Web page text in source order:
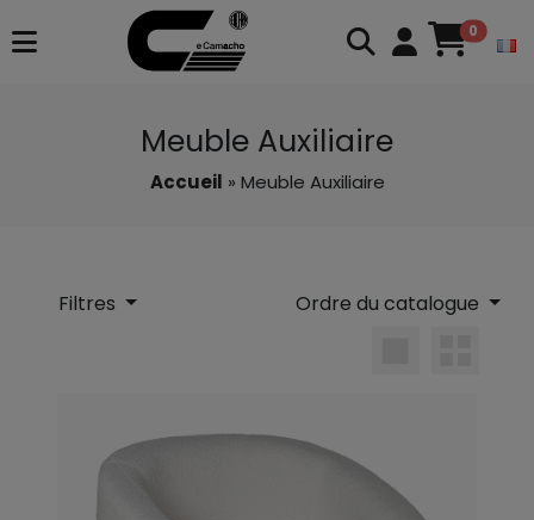
0
Meuble Auxiliaire
Accueil » Meuble Auxiliaire
Filtres Ordre du catalogue